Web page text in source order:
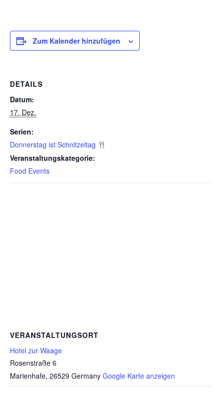
Zum Kalender hinzufügen
DETAILS
Datum:
17. Dez.
Serien:
Donnerstag ist Schnitzeltag
Veranstaltungskategorie:
Food Events
VERANSTALTUNGSORT
Hotel zur Waage
Rosenstraße 6
Marienhafe, 26529 Germany Google Karte anzeigen